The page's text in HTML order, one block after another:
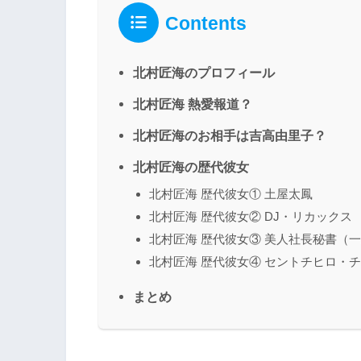
Contents
北村匠海のプロフィール
北村匠海 熱愛報道？
北村匠海のお相手は吉高由里子？
北村匠海の歴代彼女
北村匠海 歴代彼女① 土屋太鳳
北村匠海 歴代彼女② DJ・リカックス
北村匠海 歴代彼女③ 美人社長秘書（一
北村匠海 歴代彼女④ セントチヒロ・
まとめ